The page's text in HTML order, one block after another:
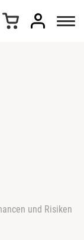
und Risiken